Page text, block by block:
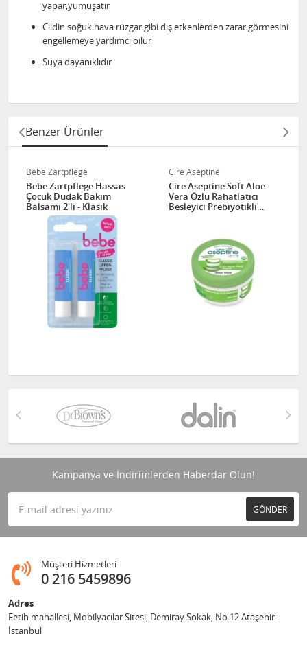
yapar,yumuşatır
Cildin soğuk hava rüzgar gibi dış etkenlerden zarar görmesini
engellemeye yardımcı oılur
Suya dayanıklıdır
Benzer Ürünler
Bebe Zartpflege
Bebe Zartpflege Hassas
Çocuk Dudak Bakım
Balsamı 2'li - Klasik
Cire Aseptine
Cire Aseptine Soft Aloe
Vera Özlü Rahatlatıcı
Besleyici Prebiyotikli
Kampanya ve İndirimlerden Haberdar Olun!
GÖNDER
Müşteri Hizmetleri
0 216 5459896
Adres
Fetih mahallesi, Mobilyacılar Sitesi, Demiray Sokak, No.12 Ataşehir-
İstanbul